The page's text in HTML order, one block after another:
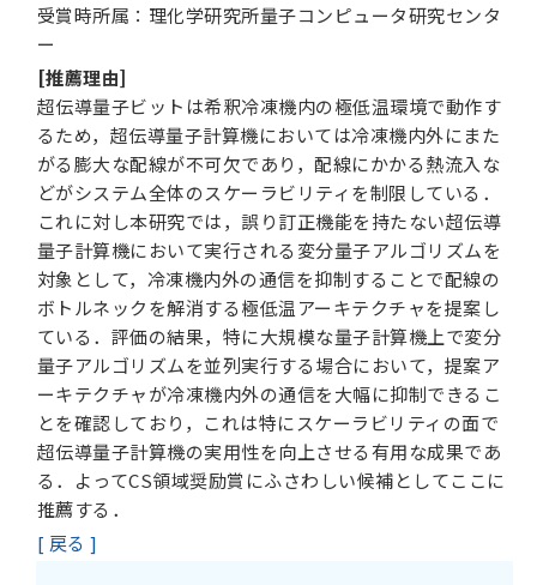
受賞時所属：理化学研究所量子コンピュータ研究センタ
ー
[推薦理由]
超伝導量子ビットは希釈冷凍機内の極低温環境で動作す
るため，超伝導量子計算機においては冷凍機内外にまた
がる膨大な配線が不可欠であり，配線にかかる熱流入な
どがシステム全体のスケーラビリティを制限している．
これに対し本研究では，誤り訂正機能を持たない超伝導
量子計算機において実行される変分量子アルゴリズムを
対象として，冷凍機内外の通信を抑制することで配線の
ボトルネックを解消する極低温アーキテクチャを提案し
ている．評価の結果，特に大規模な量子計算機上で変分
量子アルゴリズムを並列実行する場合において，提案ア
ーキテクチャが冷凍機内外の通信を大幅に抑制できるこ
とを確認しており，これは特にスケーラビリティの面で
超伝導量子計算機の実用性を向上させる有用な成果であ
る．よってCS領域奨励賞にふさわしい候補としてここに
推薦する．
[ 戻る ]